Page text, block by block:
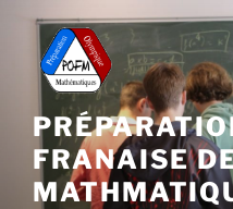
contenu
principal
FRANAISE